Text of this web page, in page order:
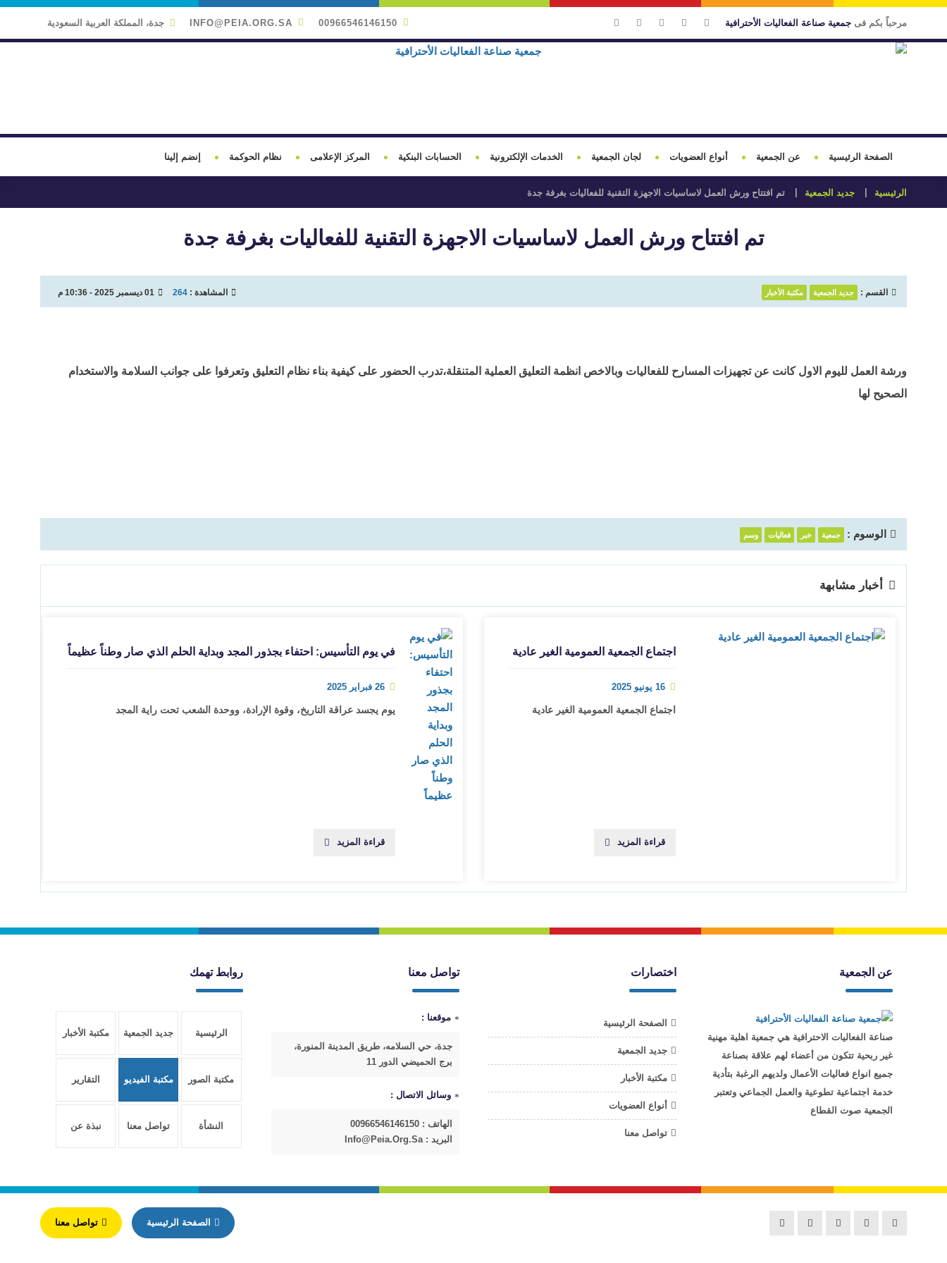
مرحباً بكم فى جمعية صناعة الفعاليات الأحترافية 00966546146150
INFO@PEIA.ORG.SA جدة، المملكة العربية السعودية
الصفحة الرئيسية عن الجمعية أنواع العضويات لجان الجمعية الخدمات الإلكترونية الحسابات البنكية المركز الإعلامى نظام الحوكمة إنضم إلينا
الرئيسية جديد الجمعية تم افتتاح ورش العمل لاساسيات الاجهزة التقنية للفعاليات بغرفة جدة
تم افتتاح ورش العمل لاساسيات الاجهزة التقنية للفعاليات بغرفة جدة
القسم : جديد الجمعية مكتبة الأخبار المشاهدة : 264 01 ديسمبر 2025 - 10:36 م
ورشة العمل لليوم الاول كانت عن تجهيزات المسارح للفعاليات وبالاخص انظمة التعليق العملية المتنقلة،تدرب الحضور على كيفية بناء نظام التعليق وتعرفوا على جوانب السلامة والاستخدام
الصحيح لها
الوسوم : جمعية خبر فعاليات وسم
أخبار مشابهة
اجتماع الجمعية العمومية الغير عادية
16 يونيو 2025
اجتماع الجمعية العمومية الغير عادية
قراءة المزيد
في يوم التأسيس: احتفاء بجذور المجد وبداية الحلم الذي صار وطناً عظيماً
26 فبراير 2025
يوم يجسد عراقة التاريخ، وقوة الإرادة، ووحدة الشعب تحت راية المجد
قراءة المزيد
عن الجمعية
صناعة الفعاليات الاحترافية هي جمعية اهلية مهنية
غير ربحية تتكون من أعضاء لهم علاقة بصناعة
جميع انواع فعاليات الأعمال ولديهم الرغبة بتأدية
خدمة اجتماعية تطوعية والعمل الجماعي وتعتبر
الجمعية صوت القطاع
اختصارات
الصفحة الرئيسية
جديد الجمعية
مكتبة الأخبار
أنواع العضويات
تواصل معنا
تواصل معنا
موقعنا :
جدة، حي السلامه، طريق المدينة المنورة،
برج الحميضي الدور 11
وسائل الاتصال :
الهاتف : 00966546146150
البريد : Info@peia.org.sa
روابط تهمك
الرئيسية جديد الجمعية مكتبة الأخبار
مكتبة الصور مكتبة الفيديو التقارير
النشأة تواصل معنا نبذة عن
الصفحة الرئيسية تواصل معنا